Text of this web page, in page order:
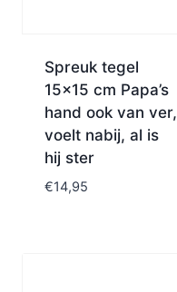
Spreuk tegel
15×15 cm Papa’s
hand ook van ver,
voelt nabij, al is
hij ster
€14,95